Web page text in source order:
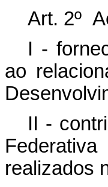
Art. 2º
I -
ao
II -
realizados